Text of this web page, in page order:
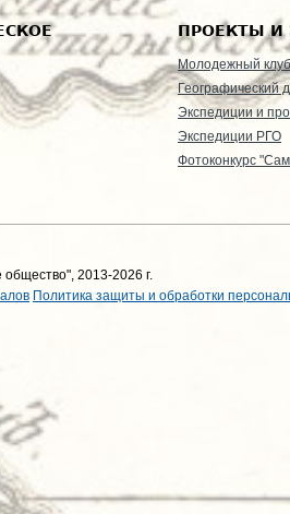
ПРОЕКТЫ И
Молодежный клуб
Географический
Экспедиции и
Экспедиции РГО
Фотоконкурс
2013-2026 г.
Политика защиты и обработки